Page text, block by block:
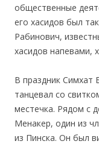
общественные
его хасидов был
Рабинович,
хасидов напевами,
В праздник Симхат
танцевал со
местечка. Рядом с
Менакер, один из
из Пинска. Он был